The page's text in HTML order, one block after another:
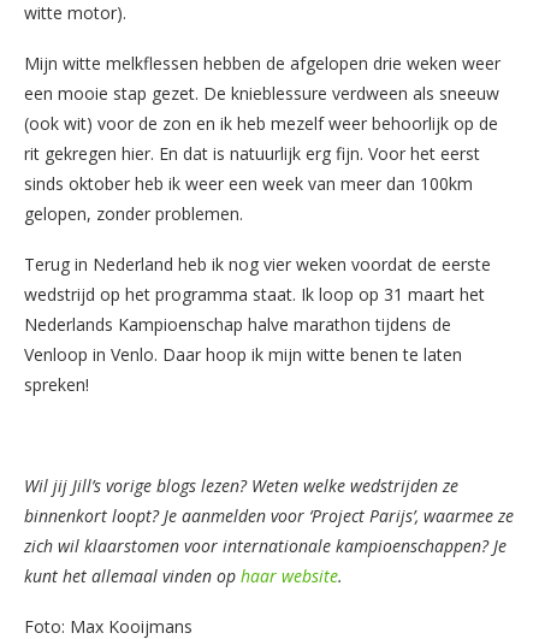
witte motor).
Mijn witte melkflessen hebben de afgelopen drie weken weer
een mooie stap gezet. De knieblessure verdween als sneeuw
(ook wit) voor de zon en ik heb mezelf weer behoorlijk op de
rit gekregen hier. En dat is natuurlijk erg fijn. Voor het eerst
sinds oktober heb ik weer een week van meer dan 100km
gelopen, zonder problemen.
Terug in Nederland heb ik nog vier weken voordat de eerste
wedstrijd op het programma staat. Ik loop op 31 maart het
Nederlands Kampioenschap halve marathon tijdens de
Venloop in Venlo. Daar hoop ik mijn witte benen te laten
spreken!
Wil jij Jill’s vorige blogs lezen? Weten welke wedstrijden ze
binnenkort loopt? Je aanmelden voor ‘Project Parijs’, waarmee ze
zich wil klaarstomen voor internationale kampioenschappen? Je
kunt het allemaal vinden op haar website.
Foto: Max Kooijmans